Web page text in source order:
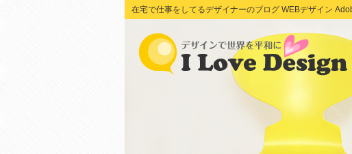
在宅で仕事をしてるデザイナーのブログ WEBデザイン